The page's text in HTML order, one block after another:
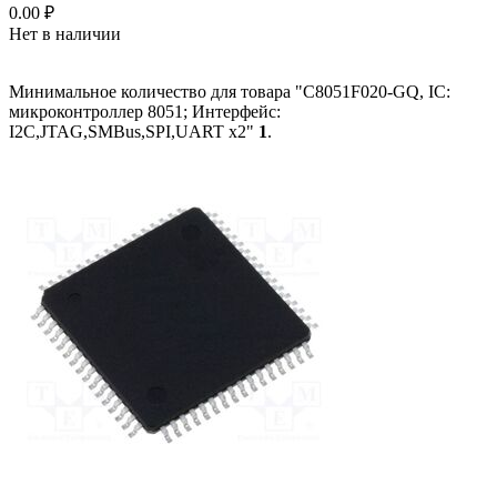
0.00 ₽
Нет в наличии
Минимальное количество для товара "C8051F020-GQ, IC:
микроконтроллер 8051; Интерфейс:
I2C,JTAG,SMBus,SPI,UART x2" 1.